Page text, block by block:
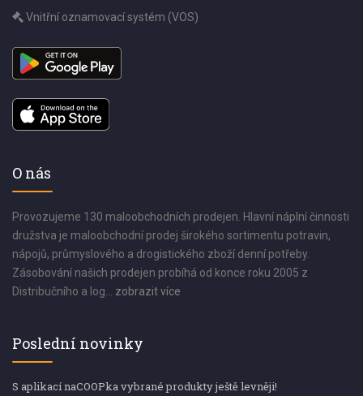
Vnitřní oznamovací systém (VOS)
O nás
Provozujeme 130 maloobchodních prodejen. Hlavní náplní činnosti
družstva je maloobchodní prodej širokého sortimentu potravin,
nápojů, průmyslového a drogistického zboží denní potřeby.
Zásobování našich prodejen probíhá od konce roku 2005 z
Distribučního a log... zobrazit více
Poslední novinky
S aplikací naCOOPka vybrané produkty ještě levněji!